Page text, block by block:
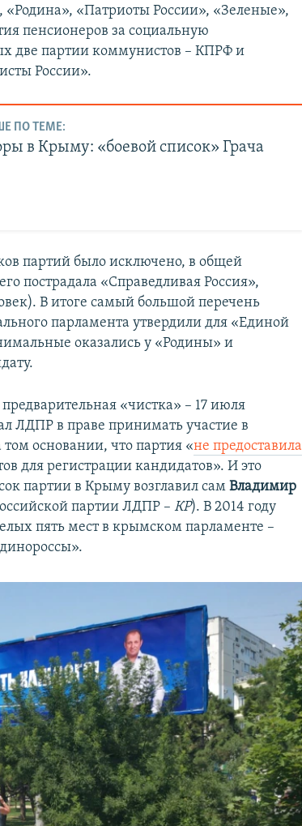
«Родина», «Патриоты России», «Зеленые»,
пенсионеров за социальную
две партии коммунистов – КПРФ и
России».
ПО ТЕМЕ:
в Крыму: «боевой список» Грача
партий было исключено, в общей
пострадала «Справедливая Россия»,
В итоге самый большой перечень
парламента утвердили для «Единой
оказались у «Родины» и
«чистка» – 17 июля
ЛДПР в праве принимать участие в
основании, что партия «не предоставила
для регистрации кандидатов». И это
партии в Крыму возглавил сам Владимир
партии ЛДПР – КР). В 2014 году
пять мест в крымском парламенте –